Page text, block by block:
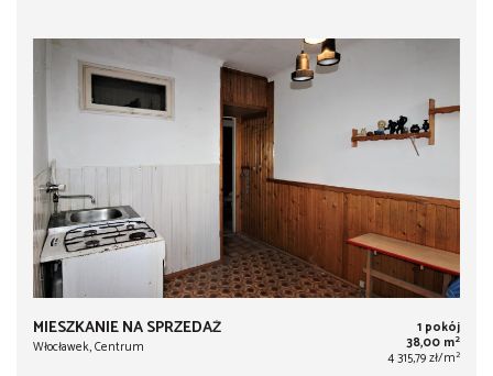
MIESZKANIE NA SPRZEDAŻ
Włocławek, Centrum
1 pokój
38,00 m2
4 315,79 zł/m2